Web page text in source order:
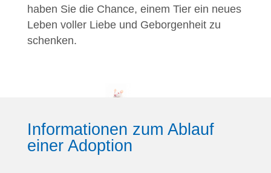
haben Sie die Chance, einem Tier ein neues
Leben voller Liebe und Geborgenheit zu
schenken.
Informationen zum Ablauf
einer Adoption